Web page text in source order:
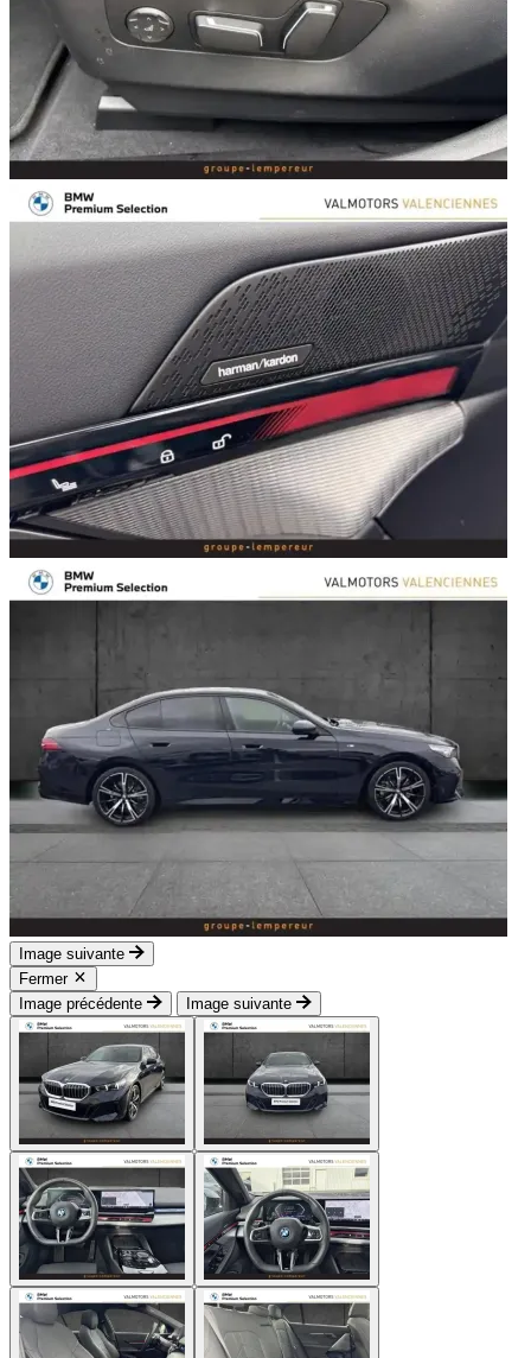
Image suivante
Fermer
Image précédente
Image suivante